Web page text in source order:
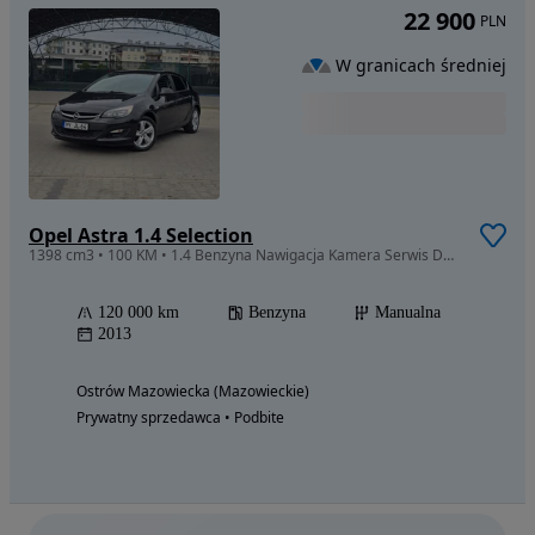
Opel Astra 1.4 Selection
1398 cm3 • 100 KM • 1.4 Benzyna Nawigacja Kamera Serwis Dwa Klucze AluFelgi
120 000 km Benzyna
Manualna
2013
Ostrów Mazowiecka (Mazowieckie)
Prywatny sprzedawca • Podbite
22 900 PLN
W granicach średniej